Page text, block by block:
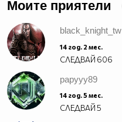
Моите приятели
black_knight_tw
14 год. 2 мес.
СЛЕДВАЙ 606
papyyy89
14 год. 5 мес.
СЛЕДВАЙ5